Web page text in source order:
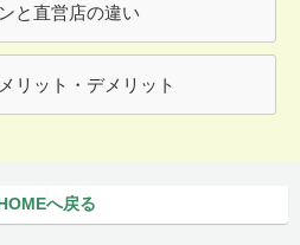
と直営店の違い
リット・デメリット
へ戻る